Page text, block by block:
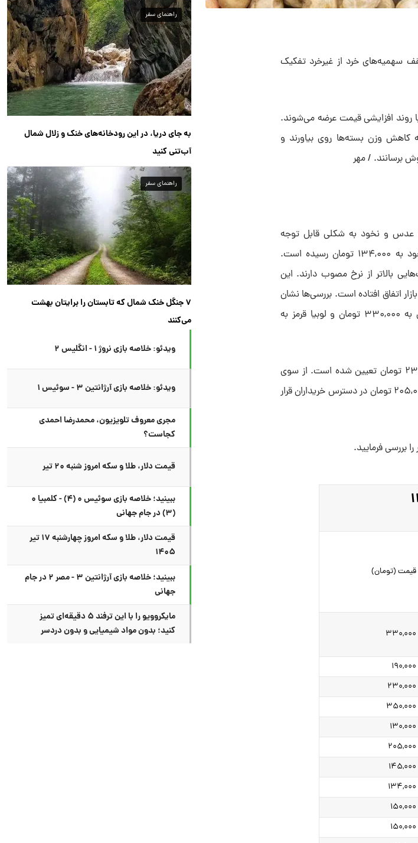
سهمیه‌های خرد از غیرخرد تفکیک
روند افزایشی قیمت عرضه می‌شوند.
وزن بسته‌ها روی بیاورند و
عدس و نخود به شکلی قابل توجه
افزایش یافته و هر کیلوگرم عدس به حدود ۱۵۰,۰۰۰ تومان و نخود به ۱۳۴,۰۰۰ تومان رسیده است.
بالاتر از نرخ مصوب دارند. این
اتفاق افتاده است. بررسی‌ها نشان
می‌دهد در تاریخ ۲۷ اردیبهشت ۱۴۰۴، قیمت هر کیلو لوبیا چیتی به ۳۳۰,۰۰۰ تومان و لوبیا قرمز به
قیمت لوبیا کشاورزی و لوبیا سفید نیز به ترتیب ۳۵۰,۰۰۰ و ۲۳۰,۰۰۰ تومان تعیین شده است. از سوی
دیگر، مخلوط نخود و لوبیا به مبلغ ۱۳۰,۰۰۰ تومان و یک کیلو لپه ۲۰۵,۰۰۰ تومان در دسترس خریداران قرار
بررسی فرمایید.
قیمت (تومان)
۳۳۰,۰۰۰
۱۹۰,۰۰۰
۲۳۰,۰۰۰
۳۵۰,۰۰۰
۱۳۰,۰۰۰
۲۰۵,۰۰۰
۱۴۵,۰۰۰
۱۳۴,۰۰۰
۱۵۰,۰۰۰
۱۵۰,۰۰۰
راهنمای سفر
به جای دریا، در این رودخانه‌های خنک و زلال شمال
آب‌تنی کنید
راهنمای سفر
۷ جنگل خنک شمال که تابستان را برایتان بهشت
می‌کنند
ویدئو: خلاصه بازی نروژ ۱ - انگلیس ۲
ویدئو: خلاصه بازی آرژانتین ۳ - سوئیس ۱
مجری معروف تلویزیون، محمدرضا احمدی
کجاست؟
قیمت دلار، طلا و سکه امروز شنبه ۲۰ تیر
ببینید؛ خلاصه بازی سوئیس ۰ (۴) - کلمبیا ۰
(۳) در جام جهانی
قیمت دلار، طلا و سکه امروز چهارشنبه ۱۷ تیر
۱۴۰۵
ببینید؛ خلاصه بازی آرژانتین ۳ - مصر ۲ در جام
جهانی
مایکروویو را با این ترفند ۵ دقیقه‌ای تمیز
کنید؛ بدون مواد شیمیایی و بدون دردسر